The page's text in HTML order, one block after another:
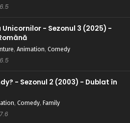
stelei - 28 August, 2025
1 Episodul 182 – Reuniune:
1 Episodul 181 – Hoshikage:
Adevărul îngropat - 28 August, 2025
6.5
- Sezonul 3 (2025) -
, Animation, Comedy
6.5
- Sezonul 2 (2003) - Dublat în
, Comedy, Family
7.6